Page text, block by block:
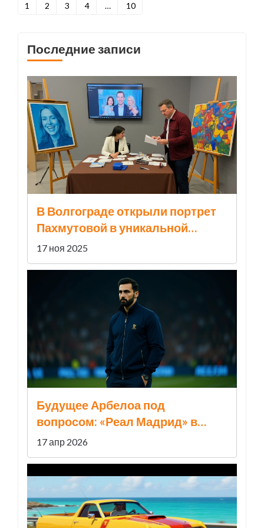
1 2 3 4 … 10
Последние записи
В Волгограде открыли портрет
Пахмутовой в уникальной
технике «полиарт»
17 ноя 2025
Будущее Арбелоа под
вопросом: «Реал Мадрид» в
смятении после вылета из ЛЧ
17 апр 2026